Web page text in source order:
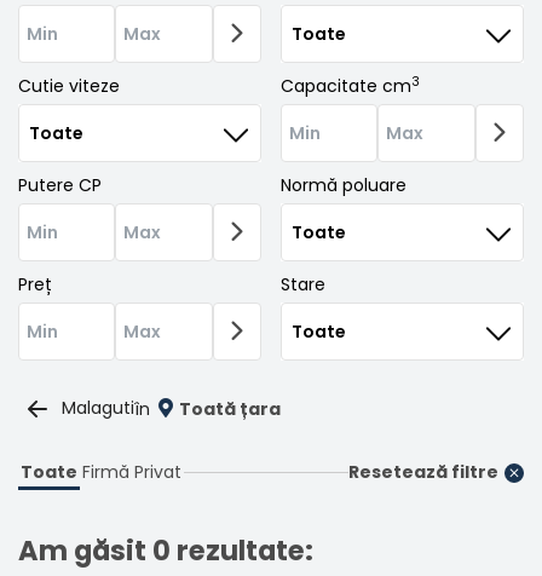
Înregistrare
Cutie viteze Capacitate cm3
Putere CP Normă poluare
Preț Stare
Malagutiîn Toată țara
Toate Firmă Privat Resetează filtre
Am găsit 0 rezultate: